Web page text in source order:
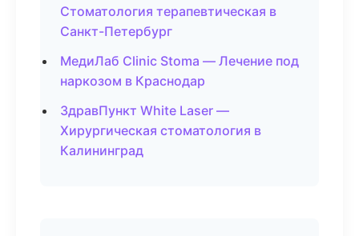
Стоматология терапевтическая в
Санкт-Петербург
МедиЛаб Clinic Stoma — Лечение под
наркозом в Краснодар
ЗдравПункт White Laser —
Хирургическая стоматология в
Калининград